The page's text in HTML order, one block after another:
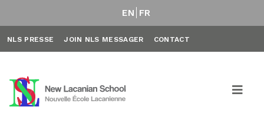
EN FR
NLS PRESSE JOIN NLS MESSAGER CONTACT